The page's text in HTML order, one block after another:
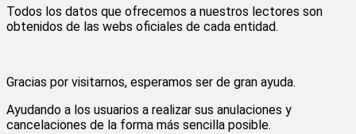
Todos los datos que ofrecemos a nuestros lectores son
obtenidos de las webs oficiales de cada entidad.
Gracias por visitarnos, esperamos ser de gran ayuda.
Ayudando a los usuarios a realizar sus anulaciones y
cancelaciones de la forma más sencilla posible.